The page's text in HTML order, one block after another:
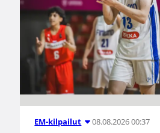
EM-kilpailut 08.08.2026 00:37